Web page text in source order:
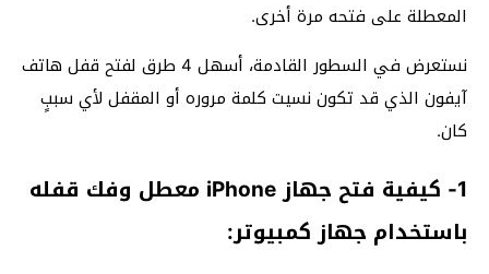
المعطلة على فتحه مرة أخرى.
نستعرض في السطور القادمة، أسهل 4 طرق لفتح قفل هاتف
آيفون الذي قد تكون نسيت كلمة مروره أو المقفل لأي سببٍ
كان.
1- كيفية فتح جهاز iPhone معطل وفك قفله
باستخدام جهاز كمبيوتر: